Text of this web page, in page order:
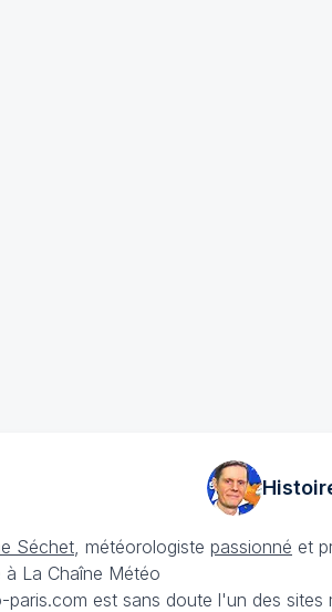
Séchet , météorologiste passionné et
La Chaîne Météo
est sans doute l'un des